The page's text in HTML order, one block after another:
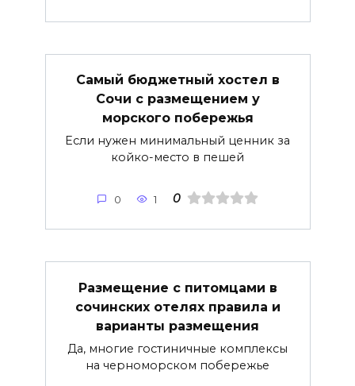
Самый бюджетный хостел в
Сочи с размещением у
морского побережья
Если нужен минимальный ценник за
койко-место в пешей
0 1 0
Размещение с питомцами в
сочинских отелях правила и
варианты размещения
Да, многие гостиничные комплексы
на черноморском побережье